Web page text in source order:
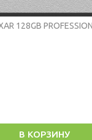
128GB
В КОРЗИНУ